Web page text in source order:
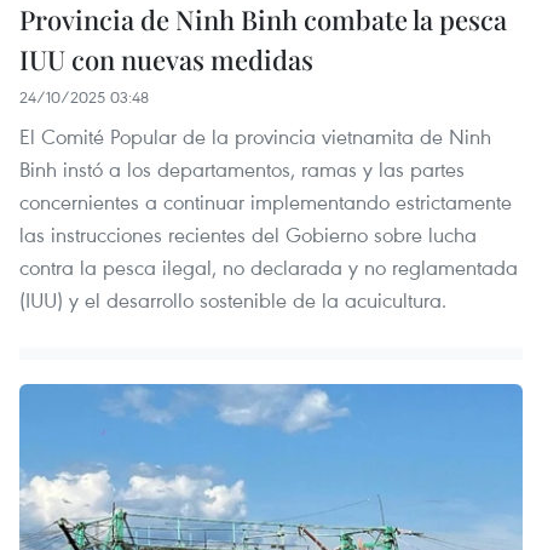
Provincia de Ninh Binh combate la pesca
IUU con nuevas medidas
24/10/2025 03:48
El Comité Popular de la provincia vietnamita de Ninh
Binh instó a los departamentos, ramas y las partes
concernientes a continuar implementando estrictamente
las instrucciones recientes del Gobierno sobre lucha
contra la pesca ilegal, no declarada y no reglamentada
(IUU) y el desarrollo sostenible de la acuicultura.